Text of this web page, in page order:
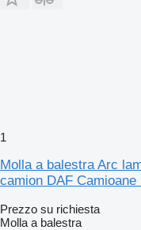
1
Molla a balestra Arc
camion DAF Camioane
Prezzo su richiesta
Molla a balestra